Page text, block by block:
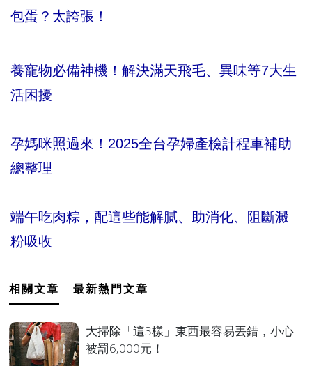
包蛋？太誇張！
養寵物必備神機！解決滿天飛毛、異味等7大生
活困擾
孕媽咪照過來！2025全台孕婦產檢計程車補助
總整理
端午吃肉粽，配這些能解膩、助消化、阻斷澱
粉吸收
相關文章 最新熱門文章
大掃除「這3樣」東西最容易丟錯，小心
被罰6,000元！